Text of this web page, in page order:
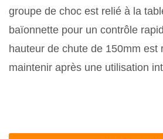
groupe de choc est relié à la
baïonnette pour un contrôle
hauteur de chute de 150mm est
maintenir après une utilisation